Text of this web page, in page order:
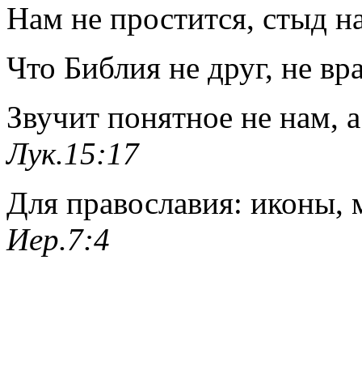
Нам не простится, стыд
Что Библия не друг, не
Звучит понятное не нам,
Лук.15:17
Для православия:
Иер.7:4